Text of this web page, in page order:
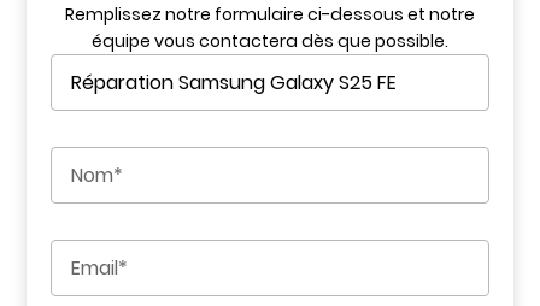
Remplissez notre formulaire ci-dessous et notre
équipe vous contactera dès que possible.